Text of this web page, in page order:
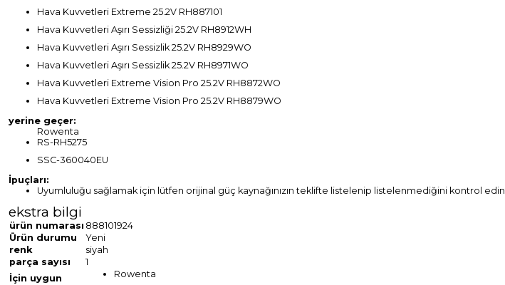
Hava Kuvvetleri Extreme 25.2V RH887101
Hava Kuvvetleri Aşırı Sessizliği 25.2V RH8912WH
Hava Kuvvetleri Aşırı Sessizlik 25.2V RH8929WO
Hava Kuvvetleri Aşırı Sessizlik 25.2V RH8971WO
Hava Kuvvetleri Extreme Vision Pro 25.2V RH8872WO
Hava Kuvvetleri Extreme Vision Pro 25.2V RH8879WO
yerine geçer:
Rowenta
RS-RH5275
SSC-360040EU
İpuçları:
Uyumluluğu sağlamak için lütfen orijinal güç kaynağınızın teklifte listelenip listelenmediğini kontrol edin.
ekstra bilgi
ürün numarası 888101924
Ürün durumu
Yeni
renk
siyah
parça sayısı
1
İçin uygun
Rowenta